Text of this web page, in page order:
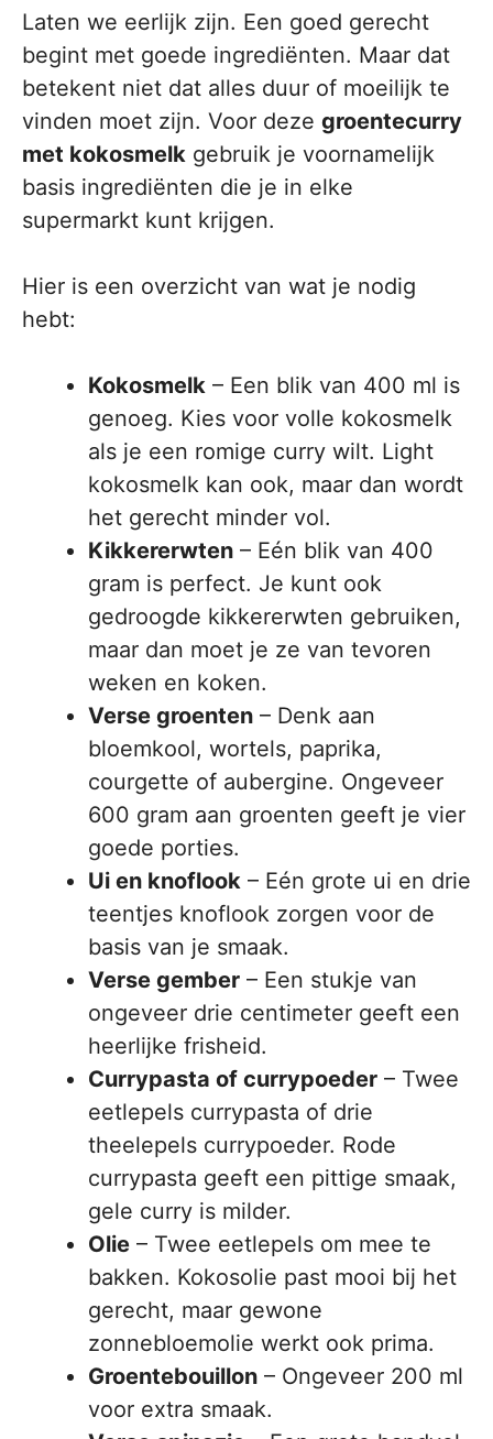
Laten we eerlijk zijn. Een goed gerecht
begint met goede ingrediënten. Maar dat
betekent niet dat alles duur of moeilijk te
vinden moet zijn. Voor deze groentecurry
met kokosmelk gebruik je voornamelijk
basis ingrediënten die je in elke
supermarkt kunt krijgen.
Hier is een overzicht van wat je nodig
hebt:
Kokosmelk – Een blik van 400 ml is
genoeg. Kies voor volle kokosmelk
als je een romige curry wilt. Light
kokosmelk kan ook, maar dan wordt
het gerecht minder vol.
Kikkererwten – Eén blik van 400
gram is perfect. Je kunt ook
gedroogde kikkererwten gebruiken,
maar dan moet je ze van tevoren
weken en koken.
Verse groenten – Denk aan
bloemkool, wortels, paprika,
courgette of aubergine. Ongeveer
600 gram aan groenten geeft je vier
goede porties.
Ui en knoflook – Eén grote ui en drie
teentjes knoflook zorgen voor de
basis van je smaak.
Verse gember – Een stukje van
ongeveer drie centimeter geeft een
heerlijke frisheid.
Currypasta of currypoeder – Twee
eetlepels currypasta of drie
theelepels currypoeder. Rode
currypasta geeft een pittige smaak,
gele curry is milder.
Olie – Twee eetlepels om mee te
bakken. Kokosolie past mooi bij het
gerecht, maar gewone
zonnebloemolie werkt ook prima.
Groentebouillon – Ongeveer 200 ml
voor extra smaak.